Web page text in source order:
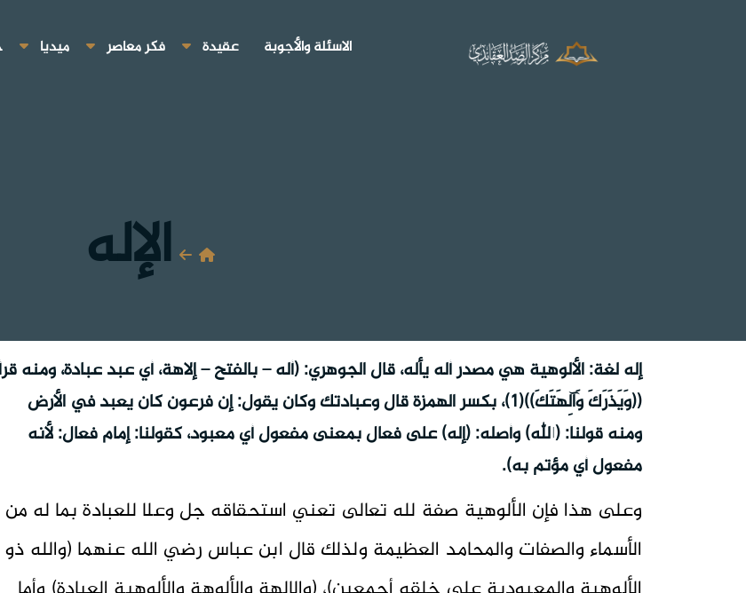
الاسئلة والأجوبة عقيدة فكر معاصر ميديا
الإله
إله لغة: الألوهية هي مصدر أله يأله، قال الجوهري: (أله – بالفتح – إلاهة، أي عبد عبادة، ومنه
((وَيَذَرَكَ وَآلِهَتَكَ))(1)، بكسر الهمزة قال وعبادتك وكان يقول: إن فرعون كان يعبد في الأرض
ومنه قولنا: (الله) وأصله: (إله) على فعال بمعنى مفعول أي معبود، كقولنا: إمام فعال: لأنه
مفعول أي مؤتم به).
وعلى هذا فإن الألوهية صفة لله تعالى تعني استحقاقه جل وعلا للعبادة بما له من
الأسماء والصفات والمحامد العظيمة ولذلك قال ابن عباس رضي الله عنهما (والله ذو